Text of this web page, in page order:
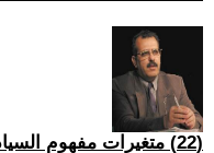
(22) متغيرات مفهوم